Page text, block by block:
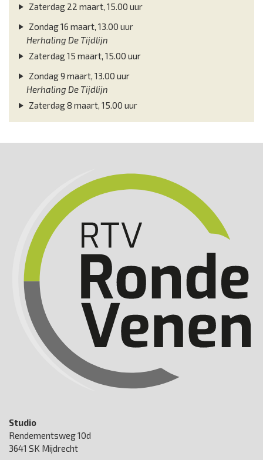
Zaterdag 22 maart, 15.00 uur
Zondag 16 maart, 13.00 uur
Herhaling De Tijdlijn
Zaterdag 15 maart, 15.00 uur
Zondag 9 maart, 13.00 uur
Herhaling De Tijdlijn
Zaterdag 8 maart, 15.00 uur
Studio
Rendementsweg 10d
3641 SK Mijdrecht